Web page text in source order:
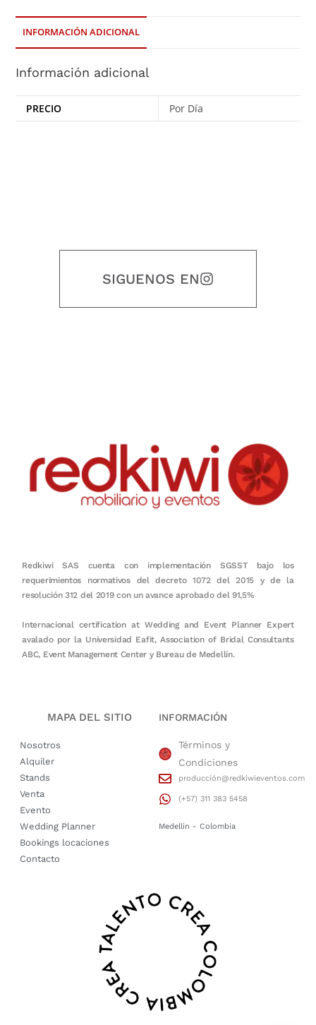
INFORMACIÓN ADICIONAL
Información adicional
PRECIO Por Día
SIGUENOS EN
Redkiwi SAS cuenta con implementación SGSST bajo los
requerimientos normativos del decreto 1072 del 2015 y de la
resolución 312 del 2019 con un avance aprobado del 91,5%
Internacional certification at Wedding and Event Planner Expert
avalado por la Universidad Eafit, Association of Bridal Consultants
ABC, Event Management Center y Bureau de Medellín.
MAPA DEL SITIO
Nosotros
Alquiler
Stands
Venta
Evento
Wedding Planner
Bookings locaciones
Contacto
INFORMACIÓN
Términos y
Condiciones
producción@redkiwieventos.com
(+57) 311 383 5458
Medellin - Colombia